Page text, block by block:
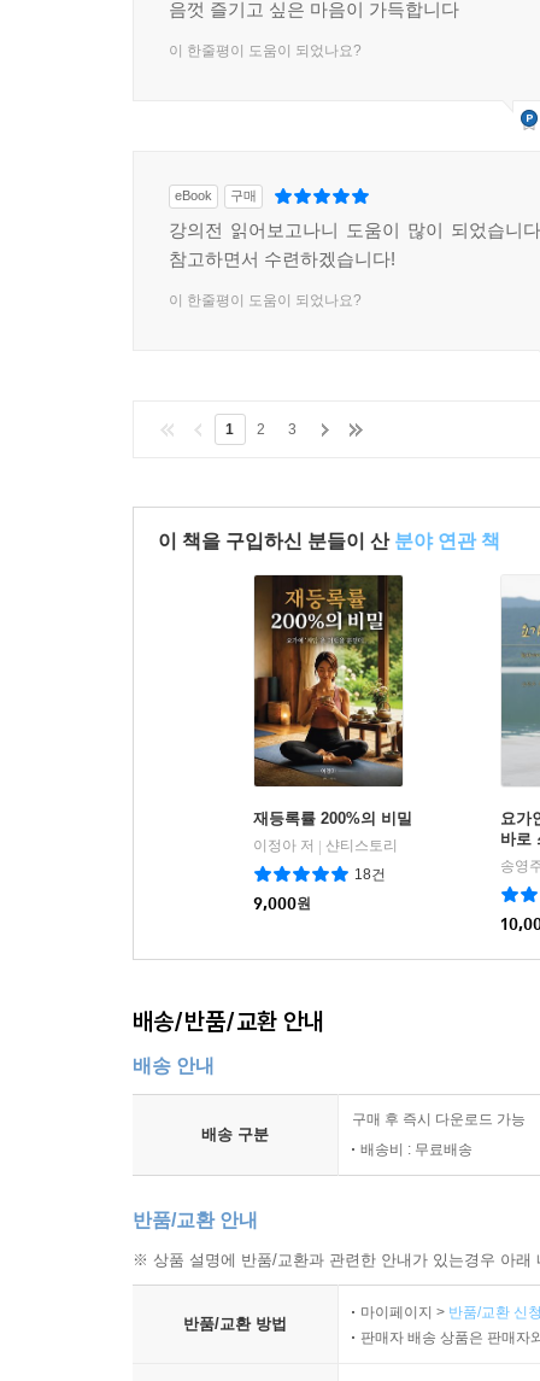
음껏 즐기고 싶은 마음이 가득합니다
이 한줄평이 도움이 되었나요?
eBook 구매
강의전 읽어보고나니 도움이 많이 되었습니
참고하면서 수련하겠습니다!
이 한줄평이 도움이 되었나요?
1 2 3
이 책을 구입하신 분들이 산 분야 연관 책
재등록률 200%의 비밀
이정아 저
샨티스토리
18건
9,000원
요가
바로
법
송영
배송/반품/교환 안내
배송 안내
배송 구분
구매 후 즉시 다운로드 가능
배송비 : 무료배송
반품/교환 안내
※ 상품 설명에 반품/교환과 관련한 안내가 있는경우 아
반품/교환 방법
마이페이지 > 반품/교환 신
판매자 배송 상품은 판매자